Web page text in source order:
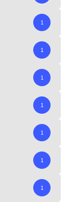
1
1
1
1
1
1
1